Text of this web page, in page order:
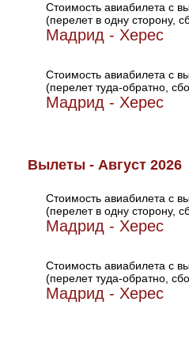
Стоимость авиабилета с
(перелет в одну сторону,
Мадрид - Херес
Стоимость авиабилета с
(перелет туда-обратно,
Мадрид - Херес
Вылеты - Август 2026
Стоимость авиабилета с
(перелет в одну сторону,
Мадрид - Херес
Стоимость авиабилета с
(перелет туда-обратно,
Мадрид - Херес